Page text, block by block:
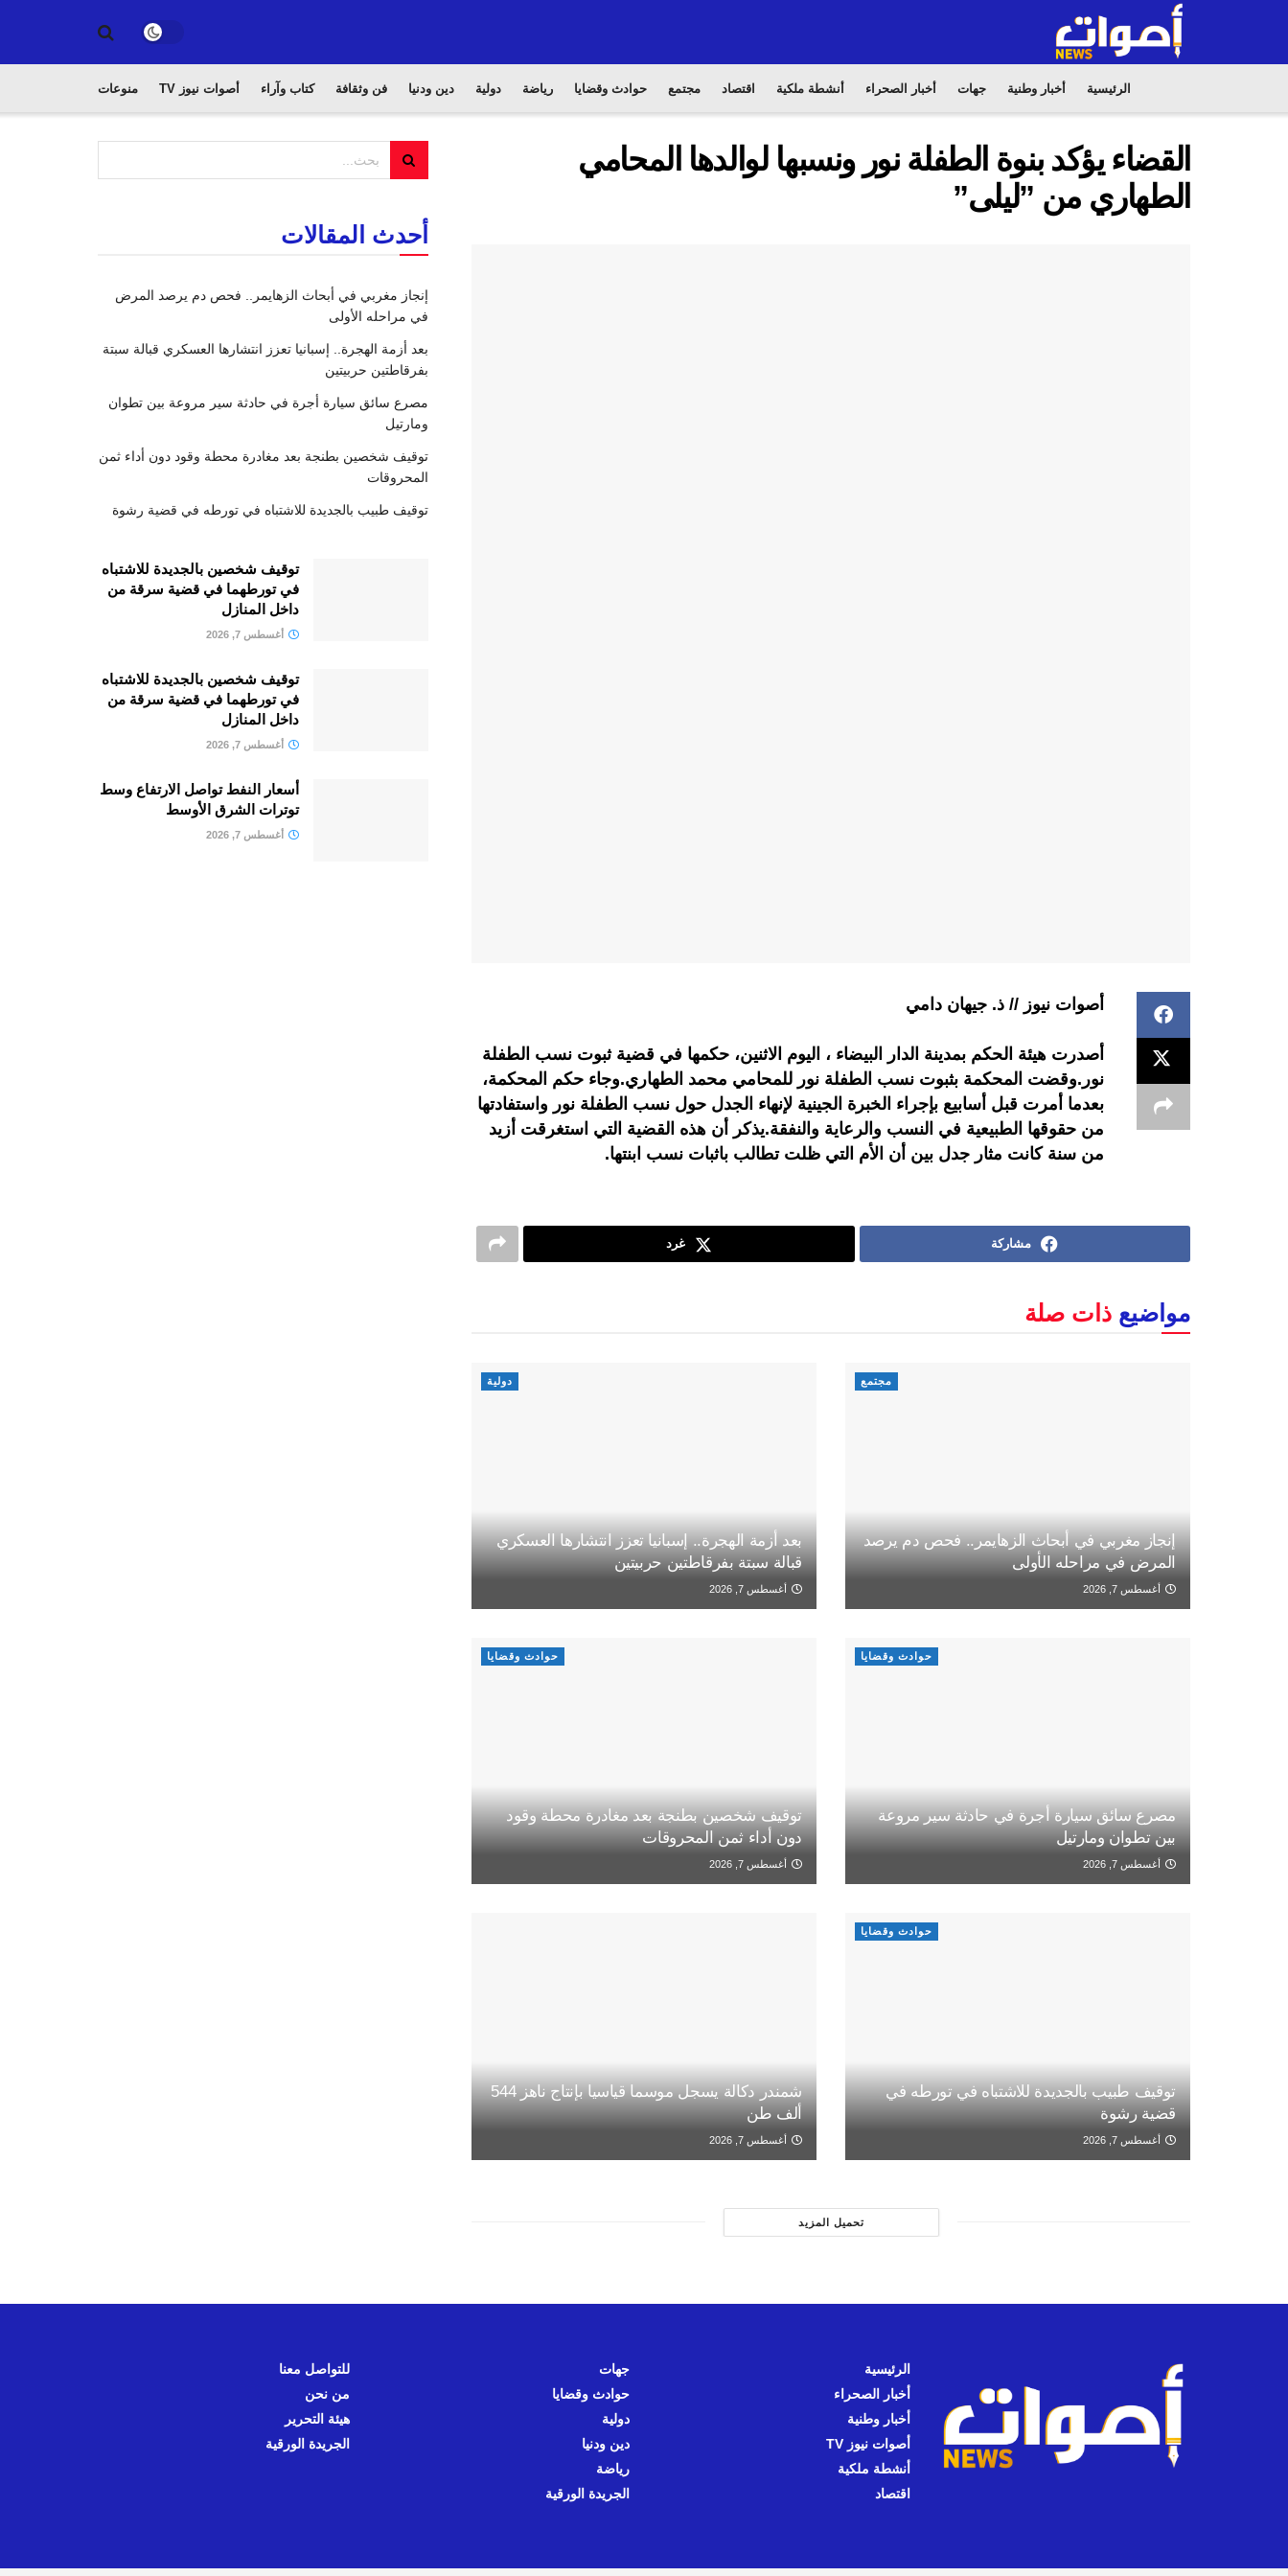
الرئيسية أخبار وطنية جهات أخبار الصحراء أنشطة ملكية اقتصاد مجتمع حوادث وقضايا رياضة دولية دين ودنيا فن وثقافة كتاب وآراء أصوات نيوز TV منوعات
القضاء يؤكد بنوة الطفلة نور ونسبها لوالدها المحامي
الطهاري من ”ليلى”
أصوات نيوز // ذ. جيهان دامي
أصدرت هيئة الحكم بمدينة الدار البيضاء ، اليوم الاثنين، حكمها في قضية ثبوت نسب الطفلة
نور.وقضت المحكمة بثبوت نسب الطفلة نور للمحامي محمد الطهاري.وجاء حكم المحكمة،
بعدما أمرت قبل أسابيع بإجراء الخبرة الجينية لإنهاء الجدل حول نسب الطفلة نور واستفادتها
من حقوقها الطبيعية في النسب والرعاية والنفقة.يذكر أن هذه القضية التي استغرقت أزيد
من سنة كانت مثار جدل بين أن الأم التي ظلت تطالب باثبات نسب ابنتها.
مشاركة غرد
مواضيع ذات صلة
مجتمع
إنجاز مغربي في أبحاث الزهايمر.. فحص دم يرصد
المرض في مراحله الأولى
أغسطس 7, 2026
دولية
بعد أزمة الهجرة.. إسبانيا تعزز انتشارها العسكري
قبالة سبتة بفرقاطتين حربيتين
أغسطس 7, 2026
حوادث وقضايا
مصرع سائق سيارة أجرة في حادثة سير مروعة
بين تطوان ومارتيل
أغسطس 7, 2026
حوادث وقضايا
توقيف شخصين بطنجة بعد مغادرة محطة وقود
دون أداء ثمن المحروقات
أغسطس 7, 2026
حوادث وقضايا
توقيف طبيب بالجديدة للاشتباه في تورطه في
قضية رشوة
أغسطس 7, 2026
شمندر دكالة يسجل موسما قياسيا بإنتاج ناهز 544
ألف طن
أغسطس 7, 2026
تحميل المزيد
أحدث المقالات
إنجاز مغربي في أبحاث الزهايمر.. فحص دم يرصد المرض
في مراحله الأولى
بعد أزمة الهجرة.. إسبانيا تعزز انتشارها العسكري قبالة سبتة
بفرقاطتين حربيتين
مصرع سائق سيارة أجرة في حادثة سير مروعة بين تطوان
ومارتيل
توقيف شخصين بطنجة بعد مغادرة محطة وقود دون أداء ثمن
المحروقات
توقيف طبيب بالجديدة للاشتباه في تورطه في قضية رشوة
توقيف شخصين بالجديدة للاشتباه
في تورطهما في قضية سرقة من
داخل المنازل
أغسطس 7, 2026
توقيف شخصين بالجديدة للاشتباه
في تورطهما في قضية سرقة من
داخل المنازل
أغسطس 7, 2026
أسعار النفط تواصل الارتفاع وسط
توترات الشرق الأوسط
أغسطس 7, 2026
الرئيسية
أخبار الصحراء
أخبار وطنية
أصوات نيوز TV
أنشطة ملكية
اقتصاد
جهات
حوادث وقضايا
دولية
دين ودنيا
رياضة
الجريدة الورقية
للتواصل معنا
من نحن
هيئة التحرير
الجريدة الورقية